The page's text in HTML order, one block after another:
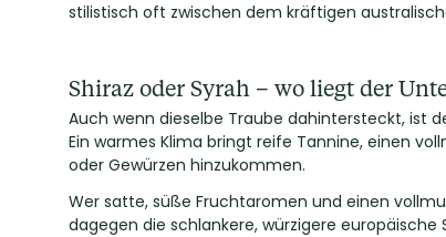
stilistisch oft zwischen dem kräftigen
Shiraz oder Syrah – wo liegt der
Auch wenn dieselbe Traube dahintersteckt, ist
Ein warmes Klima bringt reife Tannine, einen
oder Gewürzen hinzukommen.
Wer satte, süße Fruchtaromen und einen
dagegen die schlankere, würzigere europäische